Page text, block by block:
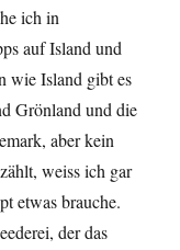
ich in
auf Island und
wie Island gibt es
Grönland und die
aber kein
weiss ich gar
etwas brauche.
der das